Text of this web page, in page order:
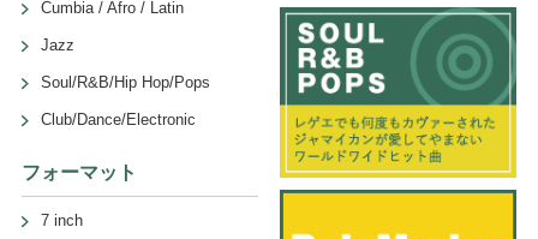
Cumbia / Afro / Latin
Jazz
Soul/R&B/Hip Hop/Pops
Club/Dance/Electronic
フォーマット
7 inch